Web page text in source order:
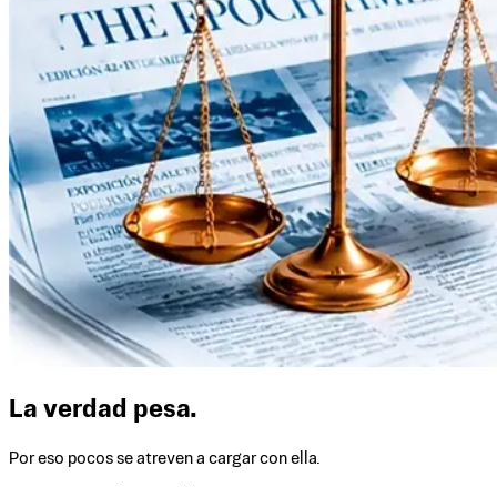
La verdad pesa.
Por eso pocos se atreven a cargar con ella.